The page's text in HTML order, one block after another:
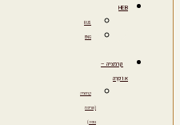
HEB
RUS
ENG
קרמציה –
אוֹפְרָה
קרמציה
(שריפת
גופה)